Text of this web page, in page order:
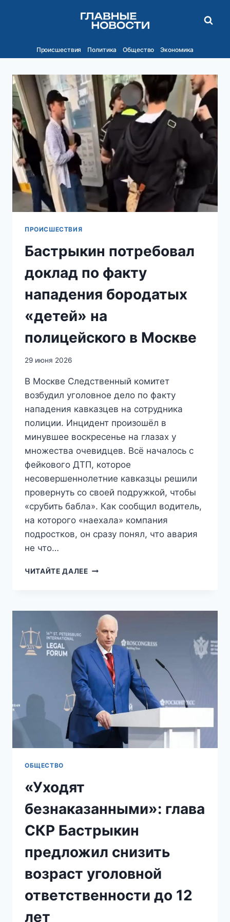
Происшествия Политика Общество Экономика
ПРОИСШЕСТВИЯ
Бастрыкин потребовал
доклад по факту
нападения бородатых
«детей» на
полицейского в Москве
29 июня 2026
В Москве Следственный комитет
возбудил уголовное дело по факту
нападения кавказцев на сотрудника
полиции. Инцидент произошёл в
минувшее воскресенье на глазах у
множества очевидцев. Всё началось с
фейкового ДТП, которое
несовершеннолетние кавказцы решили
провернуть со своей подружкой, чтобы
«срубить бабла». Как сообщил водитель,
на которого «наехала» компания
подростков, он сразу понял, что авария
не что…
ЧИТАЙТЕ ДАЛЕЕБАСТРЫКИН
ФАКТУ
НАПАДЕНИЯ
БОРОДАТЫХ
«ДЕТЕЙ»
НА
ПОЛИЦЕЙСКОГО
В
МОСКВЕ
ОБЩЕСТВО
«Уходят
безнаказанными»: глава
СКР Бастрыкин
предложил снизить
возраст уголовной
ответственности до 12
лет